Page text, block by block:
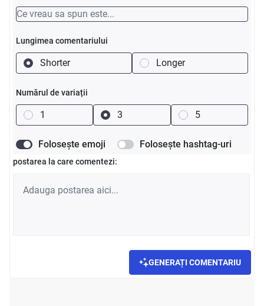
Lungimea comentariului
Shorter Longer
Numărul de variații
1 3 5
Folosește emoji Folosește hashtag-uri
postarea la care comentezi:
GENERAȚI COMENTARIU